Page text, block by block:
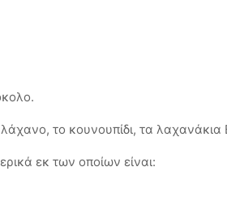
το κουνουπίδι, τα
εκ των οποίων είναι: